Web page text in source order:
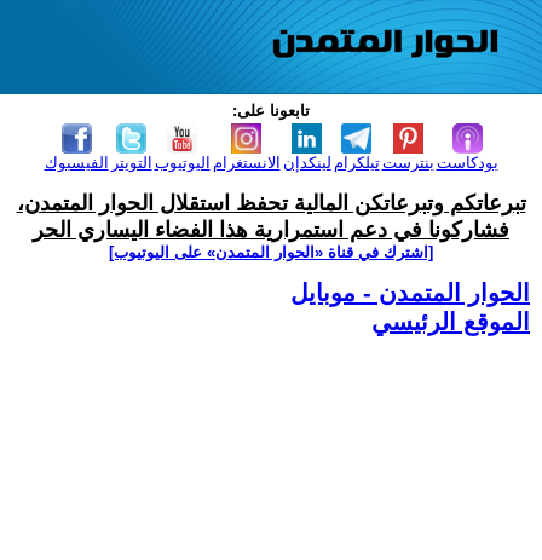
تابعونا على:
الفيسبوك التويتر اليوتيوب الانستغرام لينكدإن تيلكرامبنترست بودكاست
تبرعاتكم وتبرعاتكن المالية تحفظ استقلال الحوار المتمدن،
فشاركونا في دعم استمرارية هذا الفضاء اليساري الحر
[اشترك في قناة ‫«الحوار المتمدن» على اليوتيوب]
الحوار المتمدن - موبايل
الموقع الرئيسي